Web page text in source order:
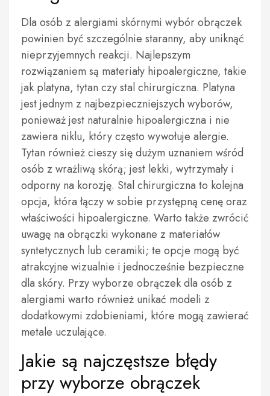
Dla osób z alergiami skórnymi wybór obrączek
powinien być szczególnie staranny, aby uniknąć
nieprzyjemnych reakcji. Najlepszym
rozwiązaniem są materiały hipoalergiczne, takie
jak platyna, tytan czy stal chirurgiczna. Platyna
jest jednym z najbezpieczniejszych wyborów,
ponieważ jest naturalnie hipoalergiczna i nie
zawiera niklu, który często wywołuje alergie.
Tytan również cieszy się dużym uznaniem wśród
osób z wrażliwą skórą; jest lekki, wytrzymały i
odporny na korozję. Stal chirurgiczna to kolejna
opcja, która łączy w sobie przystępną cenę oraz
właściwości hipoalergiczne. Warto także zwrócić
uwagę na obrączki wykonane z materiałów
syntetycznych lub ceramiki; te opcje mogą być
atrakcyjne wizualnie i jednocześnie bezpieczne
dla skóry. Przy wyborze obrączek dla osób z
alergiami warto również unikać modeli z
dodatkowymi zdobieniami, które mogą zawierać
metale uczulające.
Jakie są najczęstsze błędy
przy wyborze obrączek